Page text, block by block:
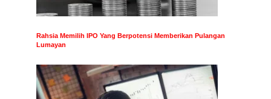
Rahsia Memilih IPO Yang Berpotensi Memberikan Pulangan
Lumayan